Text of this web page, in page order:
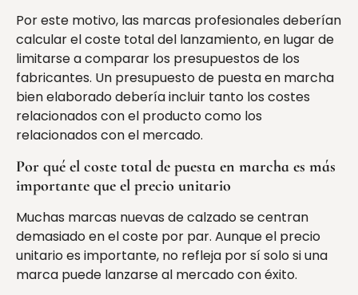
Por este motivo, las marcas profesionales deberían
calcular el coste total del lanzamiento, en lugar de
limitarse a comparar los presupuestos de los
fabricantes. Un presupuesto de puesta en marcha
bien elaborado debería incluir tanto los costes
relacionados con el producto como los
relacionados con el mercado.
Por qué el coste total de puesta en marcha es más
importante que el precio unitario
Muchas marcas nuevas de calzado se centran
demasiado en el coste por par. Aunque el precio
unitario es importante, no refleja por sí solo si una
marca puede lanzarse al mercado con éxito.